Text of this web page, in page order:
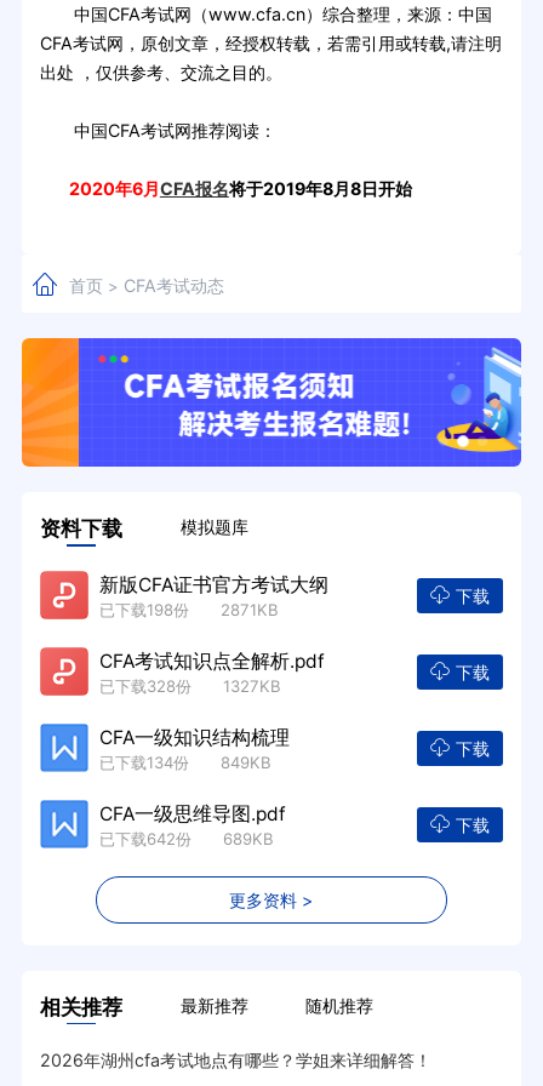
中国CFA考试网（www.cfa.cn）综合整理，来源：中国
CFA考试网，原创文章，经授权转载，若需引用或转载,请注明
出处 ，仅供参考、交流之目的。
中国CFA考试网推荐阅读：
2020年6月 CFA报名将于2019年8月8日开始
首页> CFA考试动态
资料下载 模拟题库
新版CFA证书官方考试大纲
已下载198份 2871KB
下载
CFA考试知识点全解析.pdf
已下载328份 1327KB
下载
CFA一级知识结构梳理
已下载134份 849KB
下载
CFA一级思维导图.pdf
已下载642份 689KB
下载
更多资料 >
相关推荐 最新推荐 随机推荐
2026年湖州cfa考试地点有哪些？学姐来详细解答！